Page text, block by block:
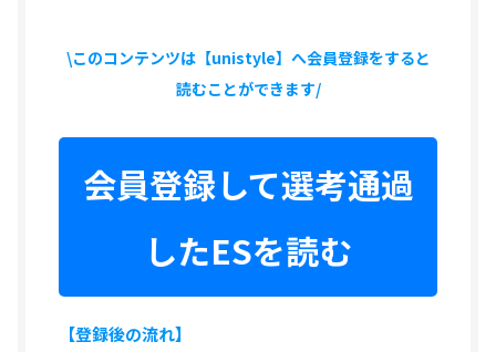
\このコンテンツは【unistyle】へ会員登録をすると
読むことができます/
会員登録して選考通過
したESを読む
【登録後の流れ】